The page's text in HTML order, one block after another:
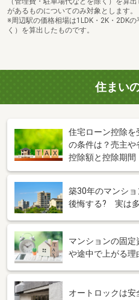
があるものについてのみ対象とします。
※周辺駅の価格相場は1LDK・2K・2DK
く）を算出したものです。
住まい
住宅ローン控除を
の条件は？売主や
控除額と控除期間
築30年のマンシ
後悔する? 実は
マンションの固
や途中で上がる理
オートロックは安